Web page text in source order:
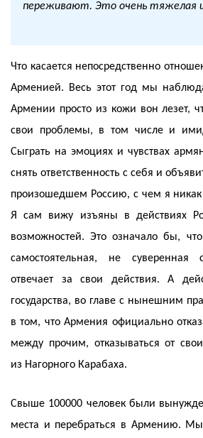
переживают. Это очень тяжелая
Что касается непосредственно
Арменией. Весь этот год мы
Армении просто из кожи вон лезет,
свои проблемы, в том числе и
Сыграть на эмоциях и чувствах
снять ответственность с себя и
произошедшем Россию, с чем я никак
Я сам вижу изъяны в действиях
возможностей. Это означало бы,
самостоятельная, не суверенная
отвечает за свои действия. А
государства, во главе с нынешним
в том, что Армения официально
между прочим, отказываться от
из Нагорного Карабаха.
Свыше 100000 человек были
места и перебраться в Армению. Мы